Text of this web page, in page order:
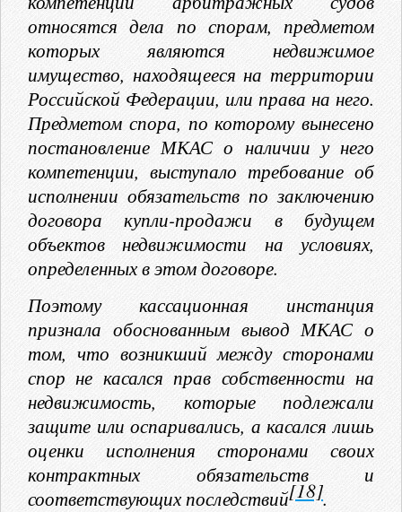
относятся дела по спорам, предметом
которых являются недвижимое
имущество, находящееся на территории
Российской Федерации, или права на него.
Предметом спора, по которому вынесено
постановление МКАС о наличии у него
компетенции, выступало требование об
исполнении обязательств по заключению
договора купли-продажи в будущем
объектов недвижимости на условиях,
определенных в этом договоре.
Поэтому кассационная инстанция
признала обоснованным вывод МКАС о
том, что возникший между сторонами
спор не касался прав собственности на
недвижимость, которые подлежали
защите или оспаривались, а касался лишь
оценки исполнения сторонами своих
контрактных обязательств и
соответствующих последствий[18].